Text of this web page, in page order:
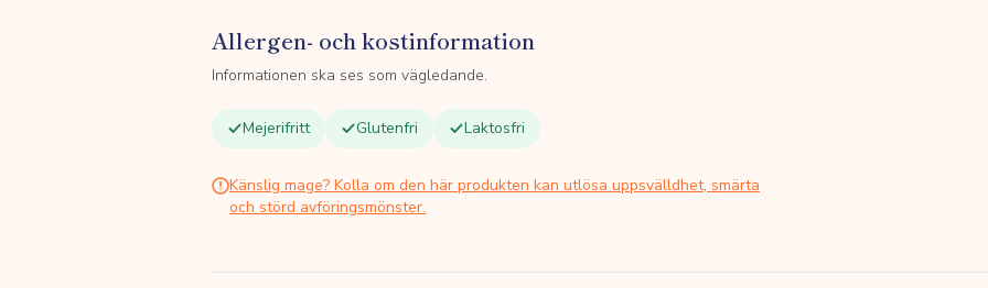
Allergen- och kostinformation
Informationen ska ses som vägledande.
Mejerifritt Glutenfri Laktosfri
Känslig mage? Kolla om den här produkten kan utlösa uppsvälldhet, smärta
och störd avföringsmönster.